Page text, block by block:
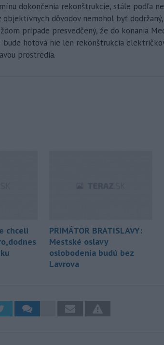
dokončenia rekonštrukcie, stále podľa
dôvodov nemohol byť
prípade presvedčený, že do konania
hotová nie len rekonštrukcia
prostredia.
chceli
PRIMÁTOR BRATISLAVY:
Mestské oslavy
oslobodenia budú bez
Lavrova